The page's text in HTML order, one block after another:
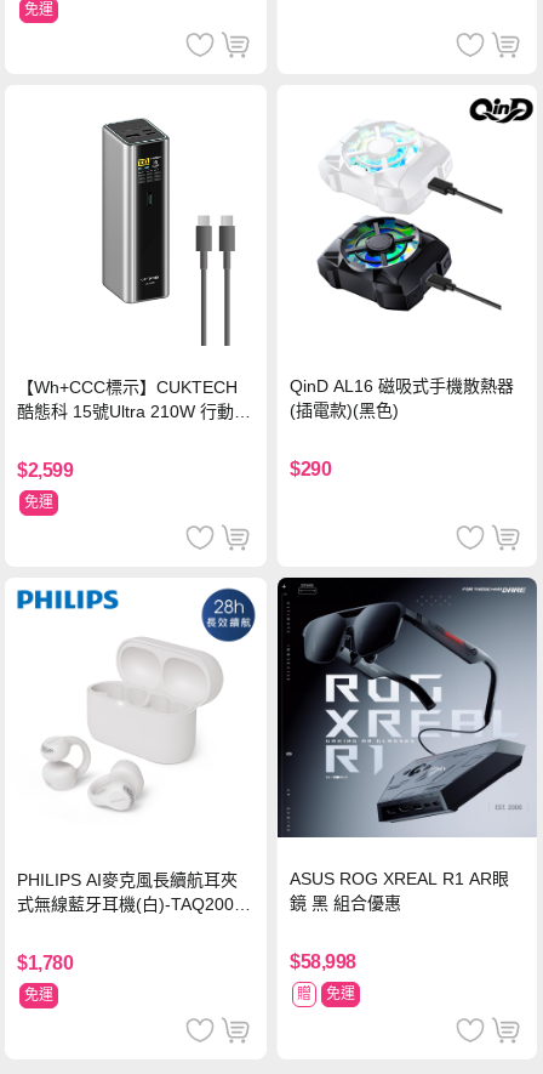
免運
【Wh+CCC標示】CUKTECH
酷態科 15號Ultra 210W 行動電
$2,599
免運
QinD AL16 磁吸式手機散熱器
(插電款)(黑色)
$290
PHILIPS AI麥克風長續航耳夾
式無線藍牙耳機(白)-TAQ2000
$1,780
免運
ASUS ROG XREAL R1 AR眼
鏡 黑 組合優惠
$58,998
贈 免運